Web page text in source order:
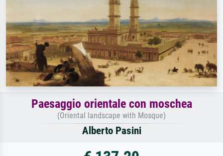
Paesaggio orientale con moschea
(Oriental landscape with Mosque)
Alberto Pasini